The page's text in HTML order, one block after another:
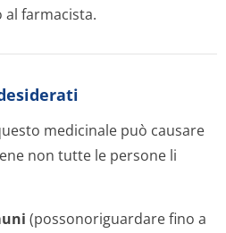
al farmacista.
medicinale può causare
non tutte le persone li
(possonoriguardare fino a